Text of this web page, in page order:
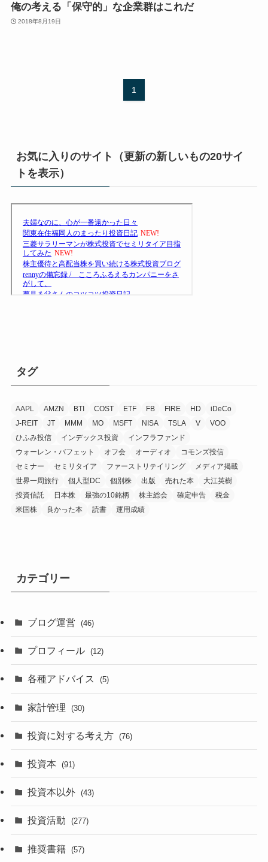
俺の考える「保守的」な企業群はこれだ
2018年8月19日
1
お気に入りのサイト（更新の新しいもの20サイ
トを表示）
タグ
AAPL AMZN BTI COST ETF FB FIRE HD
iDeCo
J-REIT
JT MMM MO MSFT NISA TSLA V
VOO
ひふみ投信
インデックス投資
インフラファンド
ウォーレン・バフェット
オフ会 オーディオ
コモンズ投信
セミナー
セミリタイア ファーストリテイリング
メディア掲載
世界一周旅行
個人型DC 個別株 出版 売れた本
大江英樹
投資信託
日本株 最強の10銘柄 株主総会 確定申告
税金
米国株
良かった本 読書 運用成績
カテゴリー
ブログ運営 (46)
プロフィール (12)
各種アドバイス (5)
家計管理 (30)
投資に対する考え方 (76)
投資本 (91)
投資本以外 (43)
投資活動 (277)
推奨書籍 (57)